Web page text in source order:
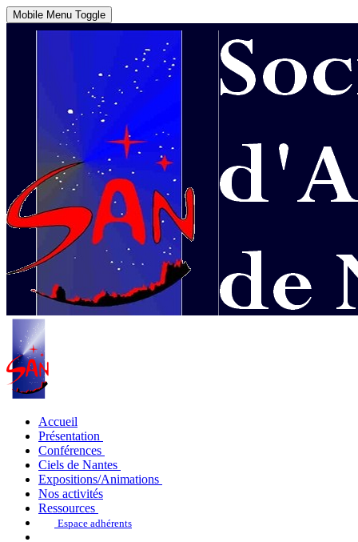
Mobile Menu Toggle
Accueil
Présentation
Conférences
Ciels de Nantes
Expositions/Animations
Nos activités
Ressources
Espace adhérents